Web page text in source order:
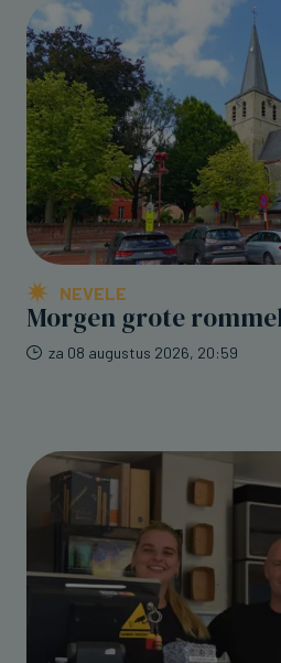
NEVELE
Morgen grote
za 08 augustus 2026, 20:59